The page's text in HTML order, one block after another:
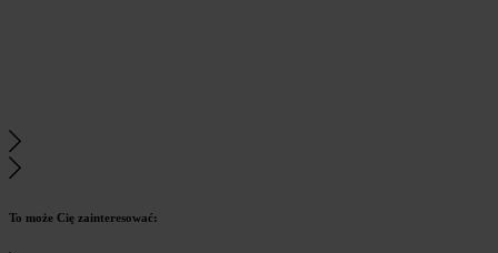
To może Cię zainteresować: